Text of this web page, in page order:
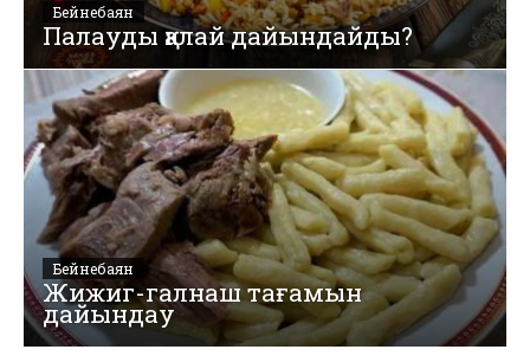
Бейнебаян
Палауды қалай дайындайды?
Бейнебаян
Жижиг-галнаш тағамын
дайындау